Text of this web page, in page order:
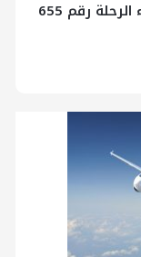
نثر الزهور في موقع استشهاد شهداء الرحلة رقم 655